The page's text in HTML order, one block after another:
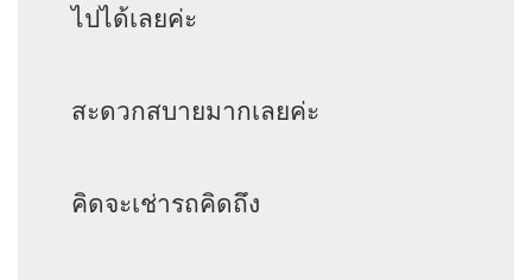
ไปได้เลยค่ะ
สะดวกสบายมากเลยค่ะ
คิดจะเช่ารถคิดถึง